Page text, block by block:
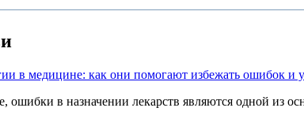
в медицине: как они помогают избежать ошибок и
ошибки в назначении лекарств являются одной из